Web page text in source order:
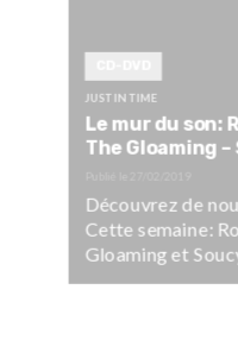
JUSTIN TIME
Le mur du son:
The Gloaming –
Découvrez de
Cette semaine:
Gloaming et